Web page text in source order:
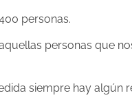
personas.
personas que
siempre hay algún